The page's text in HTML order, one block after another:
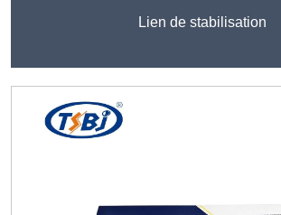
Lien de stabilisation